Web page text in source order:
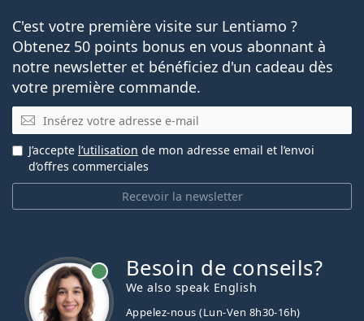
C'est votre première visite sur Lentiamo ?
Obtenez 50 points bonus en vous abonnant à
notre newsletter et bénéficiez d'un cadeau dès
votre première commande.
E-mail
Recevoir la newsletter
J’accepte l’utilisation de mon adresse email et l’envoi
d’offres commerciales
Besoin de conseils?
We also speak English
Appelez-nous (Lun-Ven 8h30-16h)